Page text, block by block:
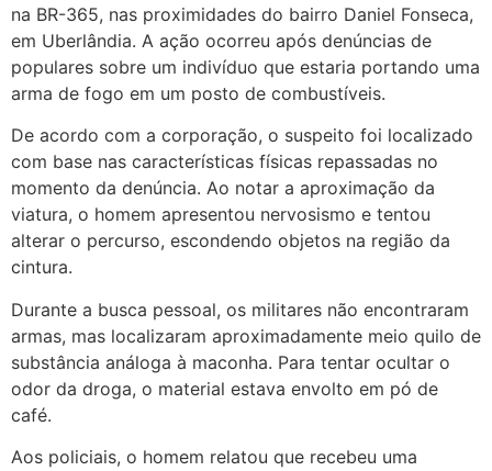
na BR-365, nas proximidades do bairro Daniel Fonseca,
em Uberlândia. A ação ocorreu após denúncias de
populares sobre um indivíduo que estaria portando uma
arma de fogo em um posto de combustíveis.
De acordo com a corporação, o suspeito foi localizado
com base nas características físicas repassadas no
momento da denúncia. Ao notar a aproximação da
viatura, o homem apresentou nervosismo e tentou
alterar o percurso, escondendo objetos na região da
cintura.
Durante a busca pessoal, os militares não encontraram
armas, mas localizaram aproximadamente meio quilo de
substância análoga à maconha. Para tentar ocultar o
odor da droga, o material estava envolto em pó de
café.
Aos policiais, o homem relatou que recebeu uma